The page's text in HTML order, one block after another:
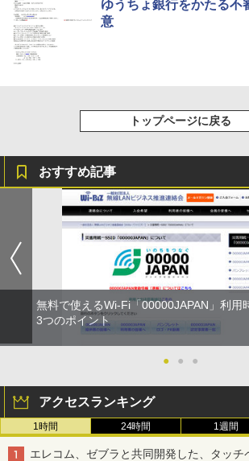
ゆうちょ銀行をかたる不
意
トップページに戻る
おすすめ記事
無料で使えるWi-Fi「00000JAPAN」利用
3つのポイント
● ● ●
アクセスランキング
1時間 24時間 1週間
エレコム、ゼブラと共同開発した、タッチ